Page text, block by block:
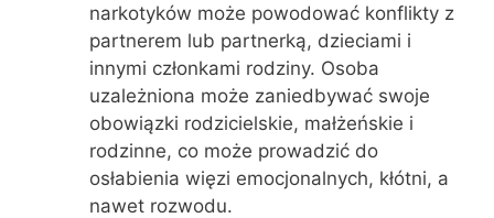
narkotyków może powodować konflikty z
partnerem lub partnerką, dzieciami i
innymi członkami rodziny. Osoba
uzależniona może zaniedbywać swoje
obowiązki rodzicielskie, małżeńskie i
rodzinne, co może prowadzić do
osłabienia więzi emocjonalnych, kłótni, a
nawet rozwodu.